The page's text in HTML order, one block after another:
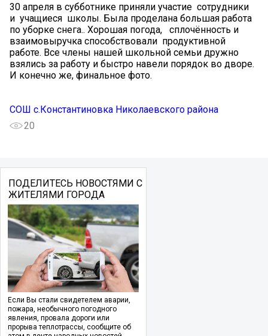
30 апреля в субботнике приняли участие сотрудники
и учащиеся школы. Была проделана большая работа
по уборке снега.. Хорошая погода, сплочённость и
взаимовыручка способствовали продуктивной
работе. Все члены нашей школьной семьи дружно
взялись за работу и быстро навели порядок во дворе.
И конечно же, финальное фото.
СОШ с.Константиновка Николаевского района
20
ПОДЕЛИТЕСЬ НОВОСТЯМИ С
ЖИТЕЛЯМИ ГОРОДА
Если Вы стали свидетелем аварии,
пожара, необычного погодного
явления, провала дороги или
прорыва теплотрассы, сообщите об